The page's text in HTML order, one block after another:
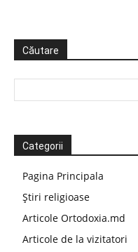
Căutare
Categorii
Pagina Principala
Știri religioase
Articole Ortodoxia.md
Articole de la vizitatori